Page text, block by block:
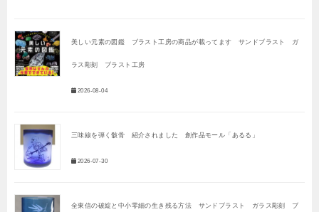
美しい元素の図鑑 ブラスト工房の商品が載ってます サンドブラスト ガ
ラス彫刻 ブラスト工房
2026-08-04
三味線を弾く骸骨 紹介されました 創作品モール「あるる」
2026-07-30
全東信の破綻と中小零細の生き残る方法 サンドブラスト ガラス彫刻 ブ